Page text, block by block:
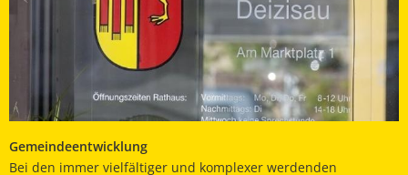
Gemeindeentwicklung
Bei den immer vielfältiger und komplexer werdenden